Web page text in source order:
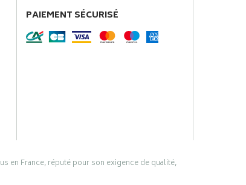
PAIEMENT SÉCURISÉ
en France, réputé pour son exigence de qualité,